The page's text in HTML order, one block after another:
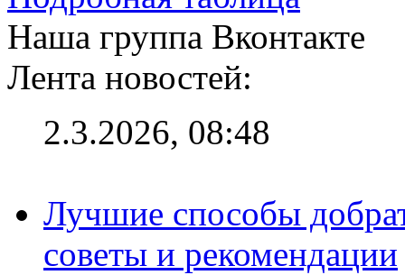
Наша группа Вконтакте
Лента новостей:
2.3.2026, 08:48
Лучшие способы
советы и рекомендации